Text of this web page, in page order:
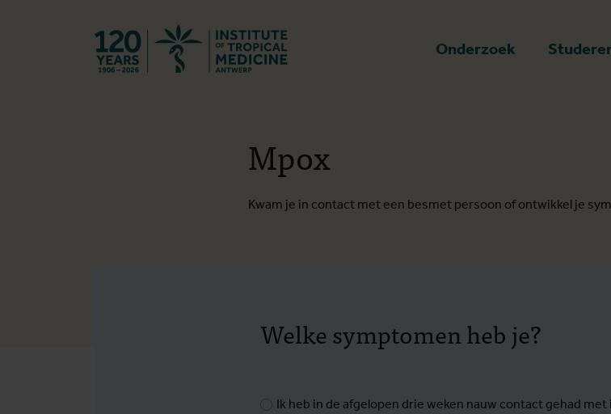
Onderzoek
Mpox
Kwam je in contact met een besmet persoon of ontwikkel je
Welke symptomen heb je?
Ik heb in de afgelopen drie weken nauw contact gehad